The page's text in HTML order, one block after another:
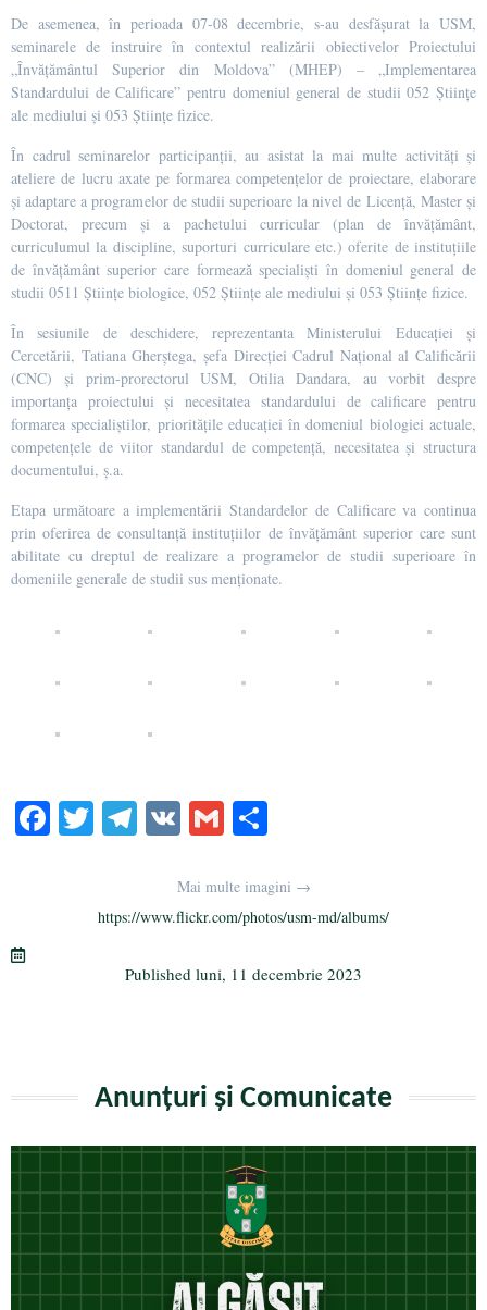
De asemenea, în perioada 07-08 decembrie, s-au desfășurat la USM,
seminarele de instruire în contextul realizării obiectivelor Proiectului
„Învățământul Superior din Moldova” (MHEP) – „Implementarea
Standardului de Calificare” pentru domeniul general de studii 052 Științe
ale mediului și 053 Științe fizice.
În cadrul seminarelor participanții, au asistat la mai multe activități și
ateliere de lucru axate pe formarea competențelor de proiectare, elaborare
și adaptare a programelor de studii superioare la nivel de Licență, Master și
Doctorat, precum și a pachetului curricular (plan de învățământ,
curriculumul la discipline, suporturi curriculare etc.) oferite de instituțiile
de învățământ superior care formează specialiști în domeniul general de
studii 0511 Științe biologice, 052 Științe ale mediului și 053 Științe fizice.
În sesiunile de deschidere, reprezentanta Ministerului Educației și
Cercetării, Tatiana Gherștega, șefa Direcției Cadrul Național al Calificării
(CNC) și prim-prorectorul USM, Otilia Dandara, au vorbit despre
importanța proiectului și necesitatea standardului de calificare pentru
formarea specialiștilor, prioritățile educației în domeniul biologiei actuale,
competențele de viitor standardul de competență, necesitatea și structura
documentului, ș.a.
Etapa următoare a implementării Standardelor de Calificare va continua
prin oferirea de consultanță instituțiilor de învățământ superior care sunt
abilitate cu dreptul de realizare a programelor de studii superioare în
domeniile generale de studii sus menționate.
Fa T
r
Te
a
m
V G
ailaj
ea
ză
Mai multe imagini →
https://www.flickr.com/photos/usm-md/albums/
Published luni, 11 decembrie 2023
Anunțuri și Comunicate